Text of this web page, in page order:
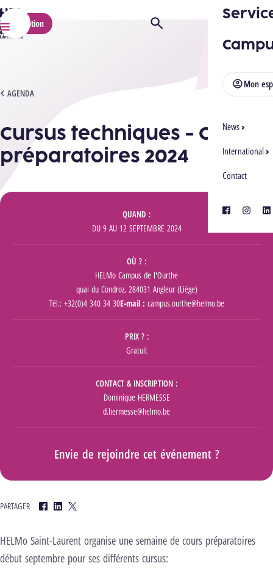
HELMo
Menu
Mon
News
International
Contact
facebook
Inscription Ouvrir/Fermer la recherche
AGENDA
CURSUS TECHNIQUES - COURS PRÉPARATOIRES 2024
Cursus techniques - Cours
préparatoires 2024
Informations
QUAND
DU 9AU 12 SEPTEMBRE 2024
OÙ ?
HELMo Campus de l'Ourthe
quai du Condroz, 284031 Angleur (Liège)
Tél.: +32(0)4 340 34 30E-mail : campus.ourthe@helmo.be
PRIX ?
Gratuit
CONTACT & INSCRIPTION
Dominique HERMESSE
d.hermesse@helmo.be
Envie de rejoindre cet événement ?
PARTAGER
Facebook
LinkedInTwitter
HELMo Saint-Laurent organise une semaine de cours préparatoires
début septembre pour ses différents cursus: